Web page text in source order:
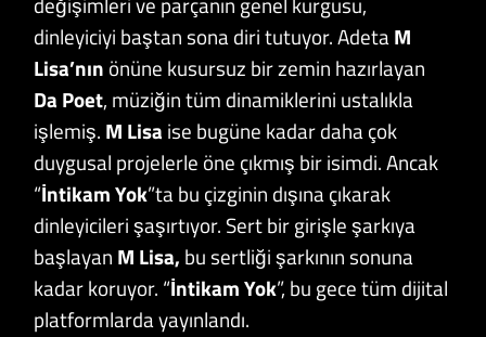
dinleyiciyi baştan sona diri tutuyor. AdetaM
Lisa’nın önüne kusursuz bir zemin hazırlayan
Da Poet, müziğin tüm dinamiklerini ustalıkla
işlemiş. M Lisa ise bugüne kadar daha çok
duygusal projelerle öne çıkmış bir isimdi. Ancak
“İntikam Yok”ta bu çizginin dışına çıkarak
dinleyicileri şaşırtıyor. Sert bir girişle şarkıya
başlayan M Lisa, bu sertliği şarkının sonuna
kadar koruyor. “İntikam Yok”, bu gece tüm dijital
platformlarda yayınlandı.